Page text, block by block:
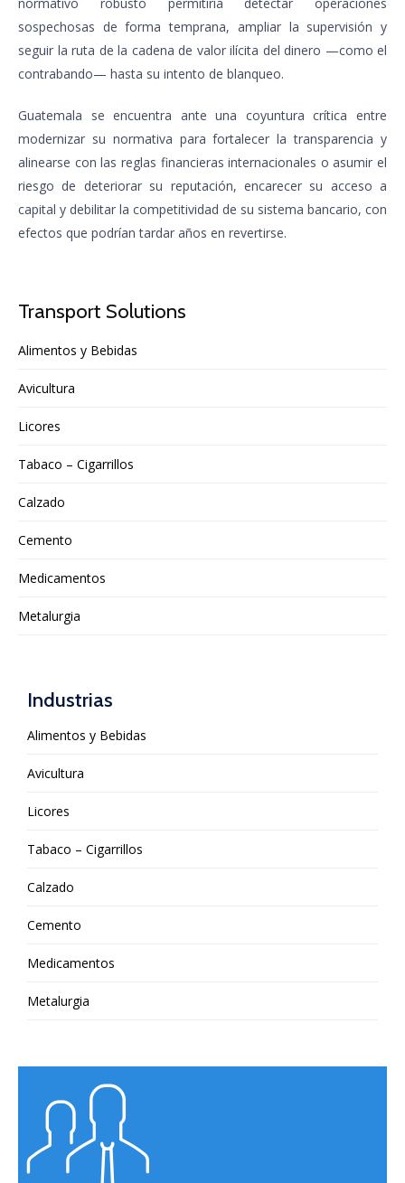
sospechosas de forma temprana, ampliar la supervisión y
seguir la ruta de la cadena de valor ilícita del dinero —como el
contrabando— hasta su intento de blanqueo.
Guatemala se encuentra ante una coyuntura crítica entre
modernizar su normativa para fortalecer la transparencia y
alinearse con las reglas financieras internacionales o asumir el
riesgo de deteriorar su reputación, encarecer su acceso a
capital y debilitar la competitividad de su sistema bancario, con
efectos que podrían tardar años en revertirse.
Transport Solutions
Alimentos y Bebidas
Avicultura
Licores
Tabaco – Cigarrillos
Calzado
Cemento
Medicamentos
Metalurgia
Industrias
Alimentos y Bebidas
Avicultura
Licores
Tabaco – Cigarrillos
Calzado
Cemento
Medicamentos
Metalurgia